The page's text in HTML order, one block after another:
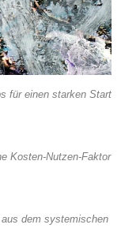
für einen starken Start
Kosten-Nutzen-Faktor
dem systemischen